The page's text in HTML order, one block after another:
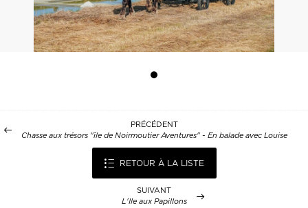
PRÉCÉDENT
Chasse aux trésors "île de Noirmoutier Aventures" - En balade avec Louise
RETOUR À LA LISTE
SUIVANT
L'Ile aux Papillons